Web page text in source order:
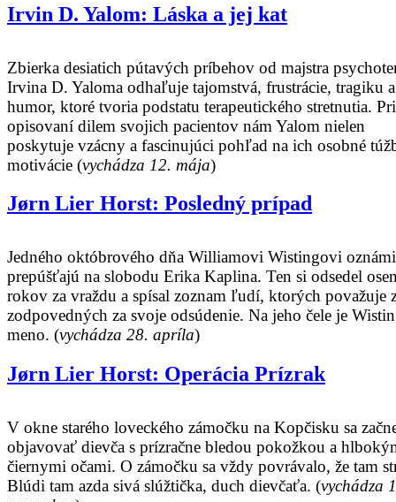
Irvin D. Yalom: Láska a jej kat
Zbierka desiatich pútavých príbehov od majstra
Irvina D. Yaloma odhaľuje tajomstvá, frustrácie, tragiku a
humor, ktoré tvoria podstatu terapeutického stretnutia. Pri
opisovaní dilem svojich pacientov nám Yalom nielen
poskytuje vzácny a fascinujúci pohľad na ich osobné
motivácie (vychádza 12. mája)
Jørn Lier Horst: Posledný prípad
Jedného októbrového dňa Williamovi Wistingovi
prepúšťajú na slobodu Erika Kaplina. Ten si odsedel
rokov za vraždu a spísal zoznam ľudí, ktorých považuje
zodpovedných za svoje odsúdenie. Na jeho čele je
meno. (vychádza 28. apríla)
Jørn Lier Horst: Operácia Prízrak
V okne starého loveckého zámočku na Kopčisku sa
objavovať dievča s prízračne bledou pokožkou a
čiernymi očami. O zámočku sa vždy povrávalo, že tam
Blúdi tam azda sivá slúžtička, duch dievčaťa. (vychádza